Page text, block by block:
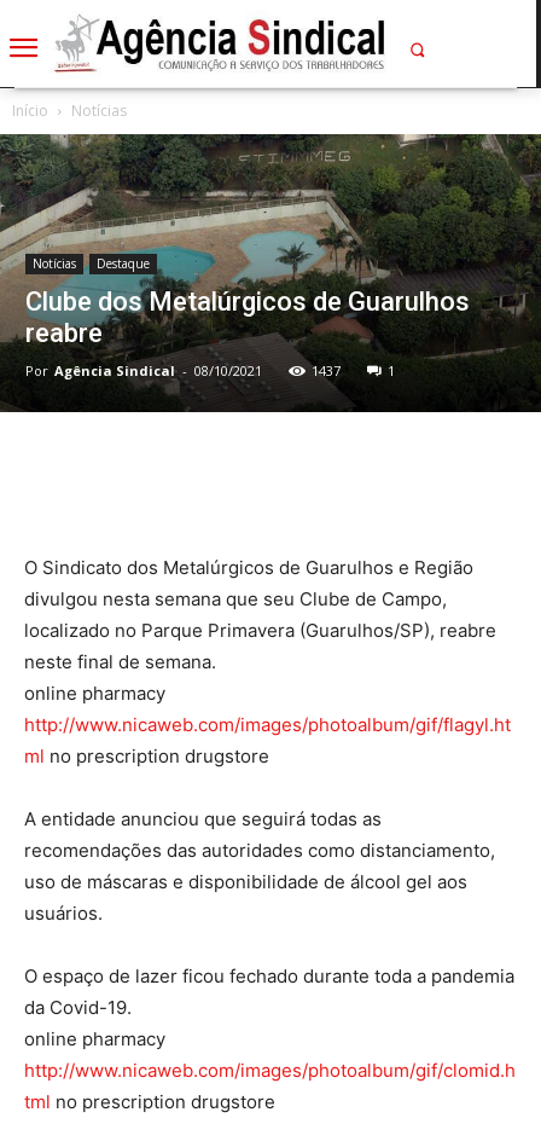
Início Notícias
Notícias Destaque
Clube dos Metalúrgicos de Guarulhos
reabre
Por Agência Sindical - 08/10/2021 1437 1
O Sindicato dos Metalúrgicos de Guarulhos e Região
divulgou nesta semana que seu Clube de Campo,
localizado no Parque Primavera (Guarulhos/SP), reabre
neste final de semana.
online pharmacy
http://www.nicaweb.com/images/photoalbum/gif/flagyl.ht
ml no prescription drugstore
A entidade anunciou que seguirá todas as
recomendações das autoridades como distanciamento,
uso de máscaras e disponibilidade de álcool gel aos
usuários.
O espaço de lazer ficou fechado durante toda a pandemia
da Covid-19.
online pharmacy
http://www.nicaweb.com/images/photoalbum/gif/clomid.h
tml no prescription drugstore